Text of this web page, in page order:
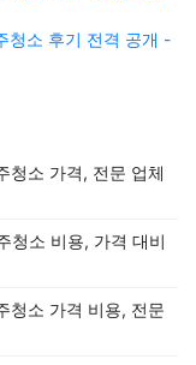
청소 후기 전격 공개 -
청소 가격, 전문 업체
청소 비용, 가격 대비
청소 가격 비용, 전문